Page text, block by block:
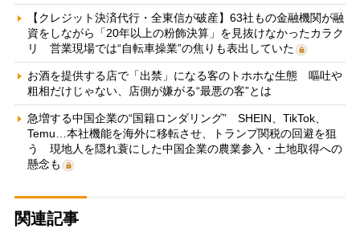
【クレジット決済代行・全東信が破産】63社もの金融機関が融
資をしながら「20年以上の粉飾決算」を見抜けなかったカラク
リ 営業現場では“自転車操業”の焦りも表出していた
お酒を提供する店で「出禁」になる客のトホホな生態 嘔吐や
粗相だけじゃない、店側が嫌がる“最悪の客”とは
急増する中国企業の“国籍ロンダリング” SHEIN、TikTok、
Temu…本社機能を海外に移転させ、トランプ関税の回避を狙
う 現地人を隠れ蓑にした中国企業の農業参入・土地取得への
懸念も
関連記事